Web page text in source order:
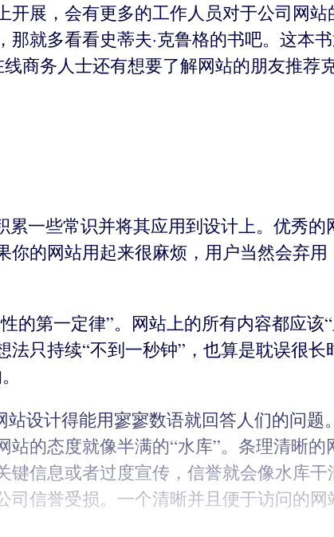
展，会有更多的工作人员对于公司网
就多看看史蒂夫·克鲁格的书吧。这本
商务人士还有想要了解网站的朋友推荐
一些常识并将其应用到设计上。优秀
你的网站用起来很麻烦，用户当然会弃
的第一定律”。网站上的所有内容都应
只持续“不到一秒钟”，也算是耽误很
设计得能用寥寥数语就回答人们的问
的态度就像半满的“水库”。条理清晰
信息或者过度宣传，信誉就会像水库
信誉受损。一个清晰并且便于访问的